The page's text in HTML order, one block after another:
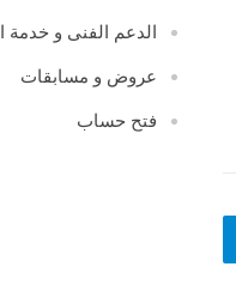
الدعم الفنى و خدمة
عروض و مسابقات
فتح حساب